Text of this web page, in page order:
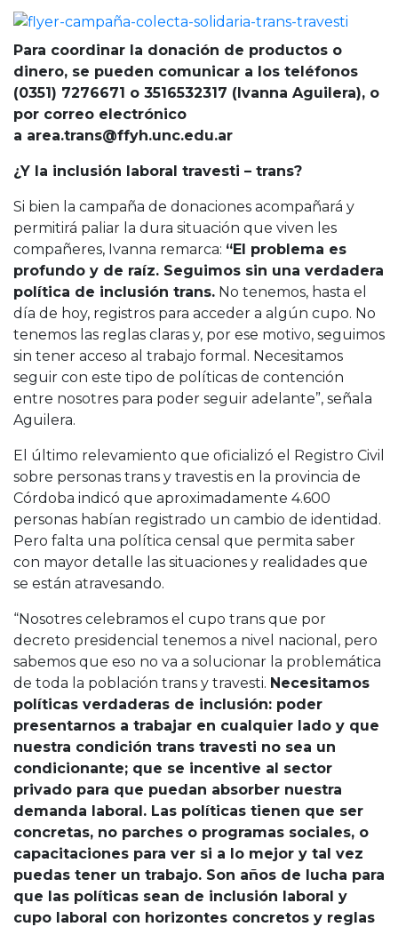
Para coordinar la donación de productos o
dinero, se pueden comunicar a los teléfonos
(0351) 7276671 o 3516532317 (Ivanna Aguilera), o
por correo electrónico
a area.trans@ffyh.unc.edu.ar
¿Y la inclusión laboral travesti – trans?
Si bien la campaña de donaciones acompañará y
permitirá paliar la dura situación que viven les
compañeres, Ivanna remarca: “El problema es
profundo y de raíz. Seguimos sin una verdadera
política de inclusión trans. No tenemos, hasta el
día de hoy, registros para acceder a algún cupo. No
tenemos las reglas claras y, por ese motivo, seguimos
sin tener acceso al trabajo formal. Necesitamos
seguir con este tipo de políticas de contención
entre nosotres para poder seguir adelante”, señala
Aguilera.
El último relevamiento que oficializó el Registro Civil
sobre personas trans y travestis en la provincia de
Córdoba indicó que aproximadamente 4.600
personas habían registrado un cambio de identidad.
Pero falta una política censal que permita saber
con mayor detalle las situaciones y realidades que
se están atravesando.
“Nosotres celebramos el cupo trans que por
decreto presidencial tenemos a nivel nacional, pero
sabemos que eso no va a solucionar la problemática
de toda la población trans y travesti. Necesitamos
políticas verdaderas de inclusión: poder
presentarnos a trabajar en cualquier lado y que
nuestra condición trans travesti no sea un
condicionante; que se incentive al sector
privado para que puedan absorber nuestra
demanda laboral. Las políticas tienen que ser
concretas, no parches o programas sociales, o
capacitaciones para ver si a lo mejor y tal vez
puedas tener un trabajo. Son años de lucha para
que las políticas sean de inclusión laboral y
cupo laboral con horizontes concretos y reglas